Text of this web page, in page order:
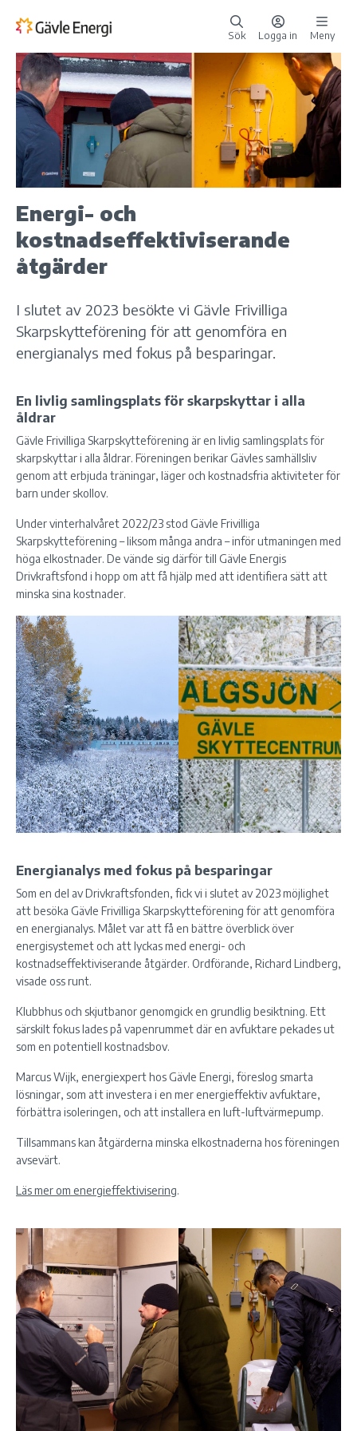
Sök Logga in Meny
Energi- och
kostnadseffektiviserande
åtgärder
I slutet av 2023 besökte vi Gävle Frivilliga
Skarpskytteförening för att genomföra en
energianalys med fokus på besparingar.
En livlig samlingsplats för skarpskyttar i alla
åldrar
Gävle Frivilliga Skarpskytteförening är en livlig samlingsplats för
skarpskyttar i alla åldrar. Föreningen berikar Gävles samhällsliv
genom att erbjuda träningar, läger och kostnadsfria aktiviteter för
barn under skollov.
Under vinterhalvåret 2022/23 stod Gävle Frivilliga
Skarpskytteförening – liksom många andra – inför utmaningen med
höga elkostnader. De vände sig därför till Gävle Energis
Drivkraftsfond i hopp om att få hjälp med att identifiera sätt att
minska sina kostnader.
Energianalys med fokus på besparingar
Som en del av Drivkraftsfonden, fick vi i slutet av 2023 möjlighet
att besöka Gävle Frivilliga Skarpskytteförening för att genomföra
en energianalys. Målet var att få en bättre överblick över
energisystemet och att lyckas med energi- och
kostnadseffektiviserande åtgärder. Ordförande, Richard Lindberg,
visade oss runt.
Klubbhus och skjutbanor genomgick en grundlig besiktning. Ett
särskilt fokus lades på vapenrummet där en avfuktare pekades ut
som en potentiell kostnadsbov.
Marcus Wijk, energiexpert hos Gävle Energi, föreslog smarta
lösningar, som att investera i en mer energieffektiv avfuktare,
förbättra isoleringen, och att installera en luft-luftvärmepump.
Tillsammans kan åtgärderna minska elkostnaderna hos föreningen
avsevärt.
Läs mer om energieffektivisering.